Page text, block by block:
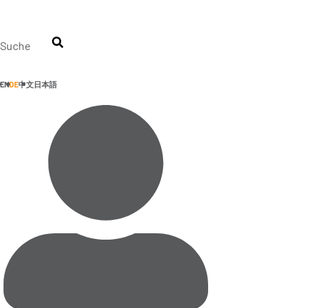
springen
Suche
ENDE中文日本語